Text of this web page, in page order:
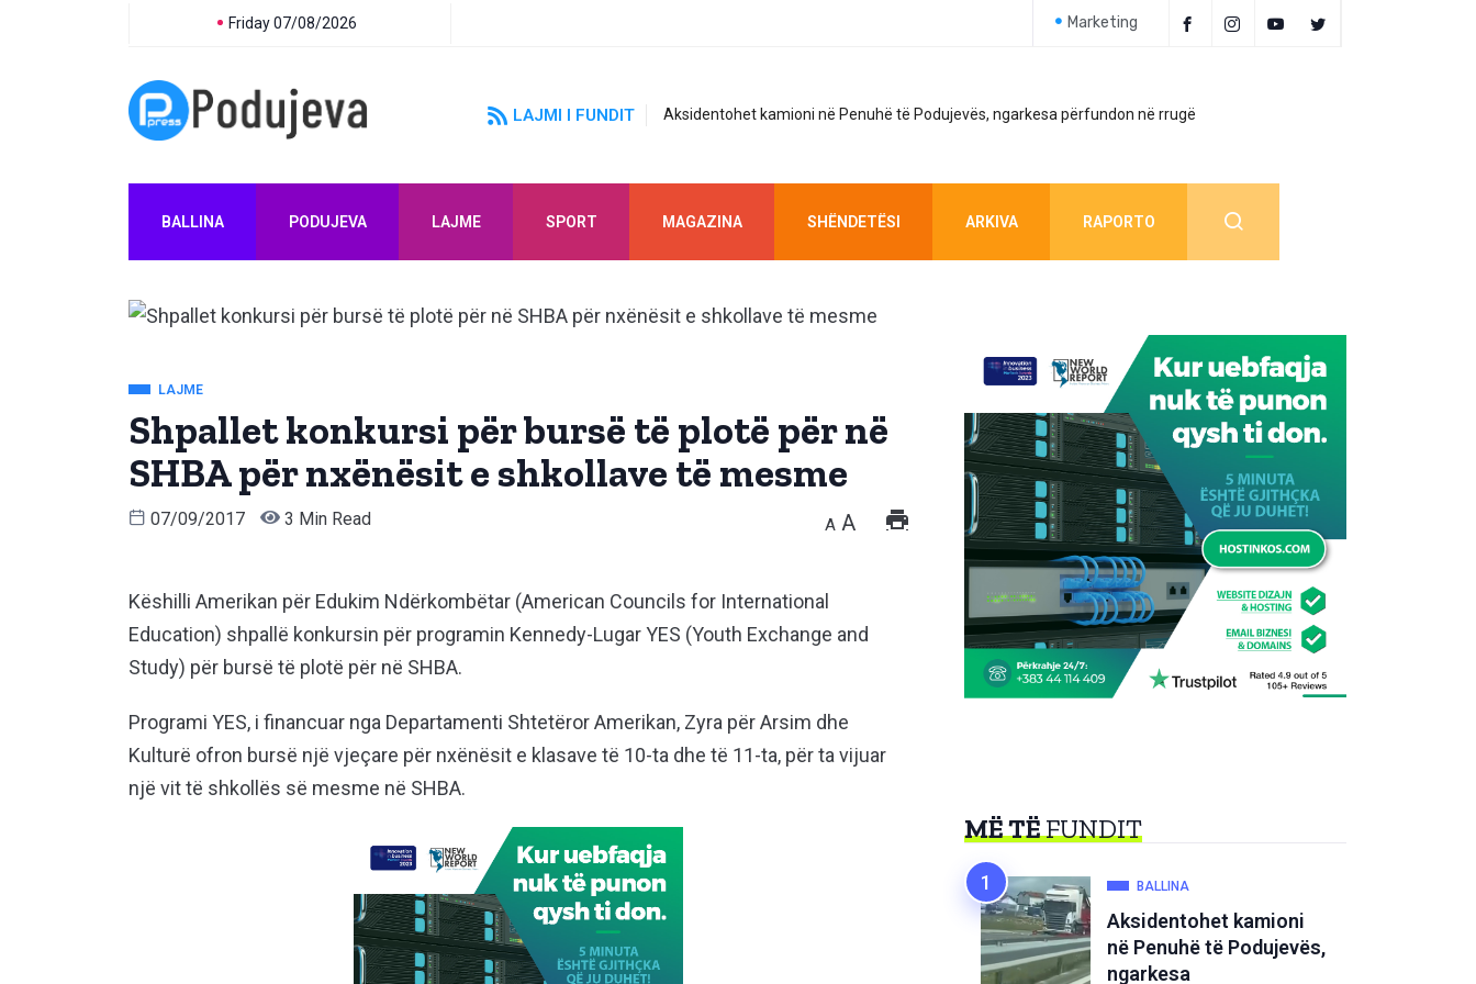
Friday 07/08/2026 Marketing
LAJMI I FUNDIT Aksidentohet kamioni në Penuhë të Podujevës, ngarkesa përfundon në rrugë
BALLINA PODUJEVA LAJME SPORT MAGAZINA SHËNDETËSI ARKIVA RAPORTO
LAJME
Shpallet konkursi për bursë të plotë për në
SHBA për nxënësit e shkollave të mesme
07/09/2017 3 Min Read A A
Këshilli Amerikan për Edukim Ndërkombëtar (American Councils for International
Education) shpallë konkursin për programin Kennedy-Lugar YES (Youth Exchange and
Study) për bursë të plotë për në SHBA.
Programi YES, i financuar nga Departamenti Shtetëror Amerikan, Zyra për Arsim dhe
Kulturë ofron bursë një vjeçare për nxënësit e klasave të 10-ta dhe të 11-ta, për ta vijuar
një vit të shkollës së mesme në SHBA.
MË TËFUNDIT
BALLINA
Aksidentohet kamioni
në Penuhë të Podujevës,
ngarkesa